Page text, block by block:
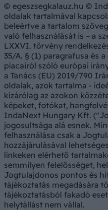
© egeszsegkalauz.hu ©
oldalak tartalmával
beleértve a tartalom
való felhasználását is – a
LXXVI. törvény
35/A. § (1) paragrafusa és
piacairól szóló európai
a Tanács (EU) 2019/790
oldalak, azok tartalma -
kizárólag az azokon
képeket, fotókat,
IndaNext Hungary Kft.
jogosultsága alá esnek.
felhasználása csak a
hozzájárulásával
linkeken elérhető
semmilyen felelősséget,
Jogtulajdonos pontos és
tájékoztatás megadására
tájékoztatásból fakadó
helytállást nem vállal.